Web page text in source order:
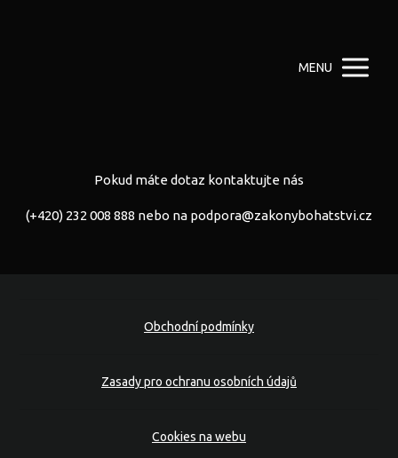
MENU
Pokud máte dotaz kontaktujte nás
(+420) 232 008 888 nebo na podpora@zakonybohatstvi.cz
Obchodní podmínky
Zasady pro ochranu osobních údajů
Cookies na webu